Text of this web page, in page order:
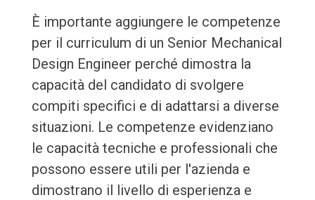
È importante aggiungere le competenze
per il curriculum di un Senior Mechanical
Design Engineer perché dimostra la
capacità del candidato di svolgere
compiti specifici e di adattarsi a diverse
situazioni. Le competenze evidenziano
le capacità tecniche e professionali che
possono essere utili per l'azienda e
dimostrano il livello di esperienza e